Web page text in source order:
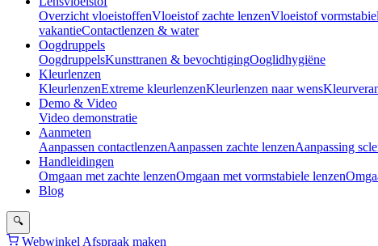
Overzicht vloeistoffenVloeistof zachte lenzenVloeistof
vakantieContactlenzen & water
Oogdruppels
OogdruppelsKunsttranen & bevochtigingOoglidhygiëne
Kleurlenzen
KleurlenzenExtreme kleurlenzenKleurlenzen naar wens
Demo & Video
Video demonstratie
Aanmeten
Aanpassen contactlenzenAanpassen zachte lenzenAanpassing
Handleidingen
Omgaan met zachte lenzenOmgaan met vormstabiele lenzen
Blog
🔍
Webwinkel Afspraak maken